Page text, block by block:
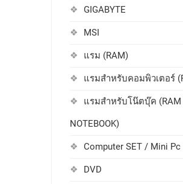
GIGABYTE
MSI
แรม (RAM)
แรมสำหรับคอมพิวเตอร์
แรมสำหรับโน๊ตบุ๊ค (RAM
NOTEBOOK)
Computer SET / Mini Pc
DVD